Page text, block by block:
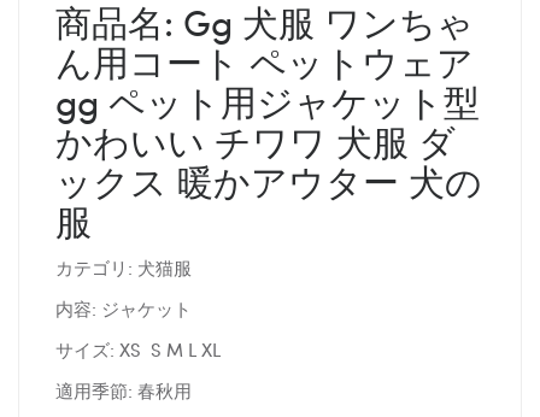
商品名: Gg 犬服 ワンちゃ
ん用コート ペットウェア
gg ペット用ジャケット型
かわいい チワワ 犬服 ダ
ックス 暖かアウター 犬の
服
カテゴリ: 犬猫服
内容: ジャケット
サイズ: XS S M L XL
適用季節: 春秋用